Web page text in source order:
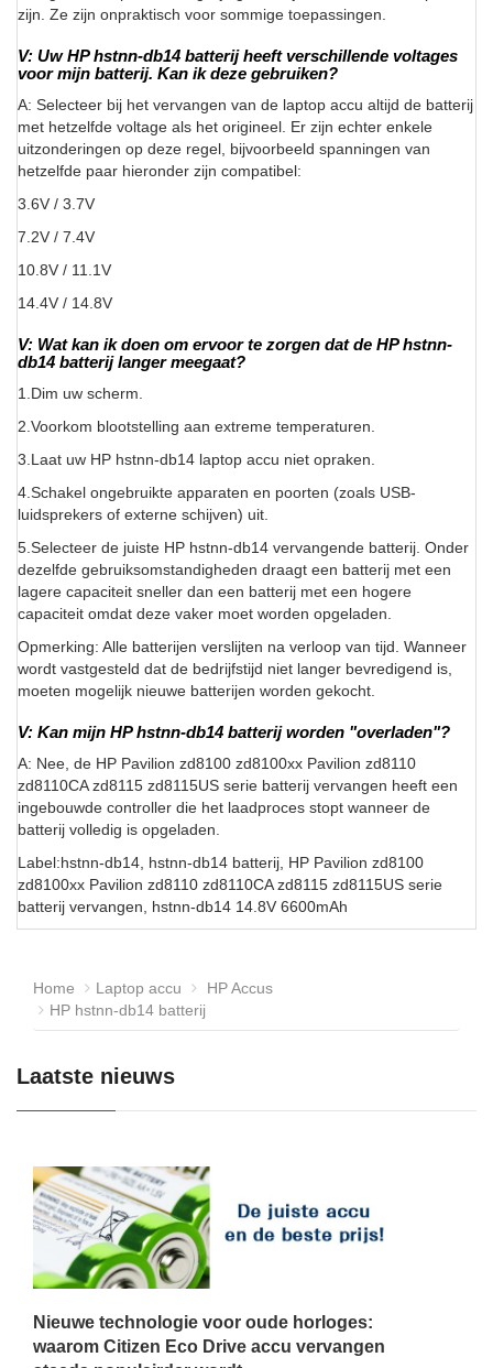
zijn. Ze zijn onpraktisch voor sommige toepassingen.
V: Uw HP hstnn-db14 batterij heeft verschillende voltages
voor mijn batterij. Kan ik deze gebruiken?
A: Selecteer bij het vervangen van de laptop accu altijd de batterij
met hetzelfde voltage als het origineel. Er zijn echter enkele
uitzonderingen op deze regel, bijvoorbeeld spanningen van
hetzelfde paar hieronder zijn compatibel:
3.6V / 3.7V
7.2V / 7.4V
10.8V / 11.1V
14.4V / 14.8V
V: Wat kan ik doen om ervoor te zorgen dat de HP hstnn-
db14 batterij langer meegaat?
1.Dim uw scherm.
2.Voorkom blootstelling aan extreme temperaturen.
3.Laat uw HP hstnn-db14 laptop accu niet opraken.
4.Schakel ongebruikte apparaten en poorten (zoals USB-
luidsprekers of externe schijven) uit.
5.Selecteer de juiste HP hstnn-db14 vervangende batterij. Onder
dezelfde gebruiksomstandigheden draagt een batterij met een
lagere capaciteit sneller dan een batterij met een hogere
capaciteit omdat deze vaker moet worden opgeladen.
Opmerking: Alle batterijen verslijten na verloop van tijd. Wanneer
wordt vastgesteld dat de bedrijfstijd niet langer bevredigend is,
moeten mogelijk nieuwe batterijen worden gekocht.
V: Kan mijn HP hstnn-db14 batterij worden "overladen"?
A: Nee, de HP Pavilion zd8100 zd8100xx Pavilion zd8110
zd8110CA zd8115 zd8115US serie batterij vervangen heeft een
ingebouwde controller die het laadproces stopt wanneer de
batterij volledig is opgeladen.
Label:hstnn-db14, hstnn-db14 batterij, HP Pavilion zd8100
zd8100xx Pavilion zd8110 zd8110CA zd8115 zd8115US serie
batterij vervangen, hstnn-db14 14.8V 6600mAh
Home Laptop accu
HP Accus
HP hstnn-db14 batterij
Laatste nieuws
Nieuwe technologie voor oude horloges:
waarom Citizen Eco Drive accu vervangen